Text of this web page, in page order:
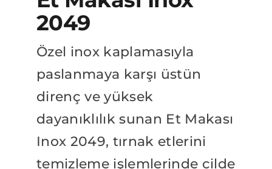
2049
Özel inox kaplamasıyla
paslanmaya karşı üstün
direnç ve yüksek
dayanıklılık sunan Et Makası
Inox 2049, tırnak etlerini
temizleme işlemlerinde cilde